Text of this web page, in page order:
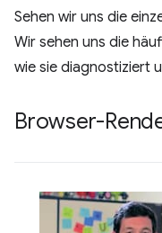
Sehen wir uns die
Wir sehen uns die
wie sie diagnostiziert
Browser-